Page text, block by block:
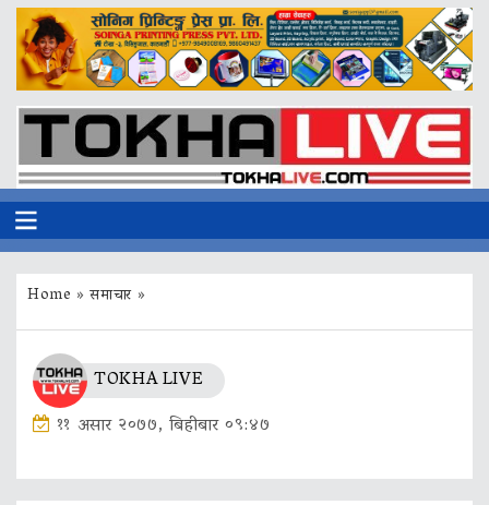
Home »समाचार »
TOKHA LIVE
११ असार २०७७, बिहीबार ०९:४७